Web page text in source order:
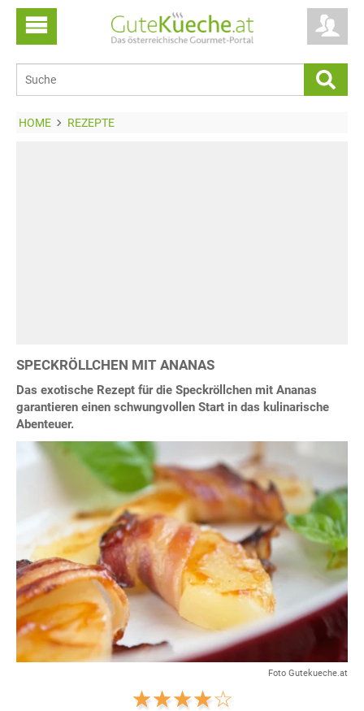
HOME REZEPTE
SPECKRÖLLCHEN MIT ANANAS
Das exotische Rezept für die Speckröllchen mit Ananas
garantieren einen schwungvollen Start in das kulinarische
Abenteuer.
Foto Gutekueche.at